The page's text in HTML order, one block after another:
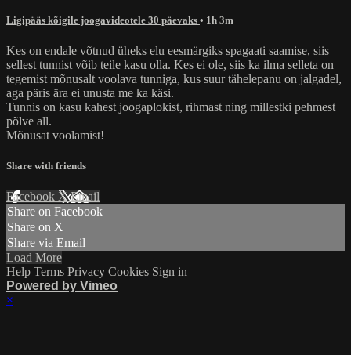
Ligipääs kõigile joogavideotele 30 päevaks • 1h 3m
Kes on endale võtnud üheks elu eesmärgiks spagaati saamise, siis
sellest tunnist võib teile kasu olla. Kes ei ole, siis ka ilma selleta on
tegemist mõnusalt voolava tunniga, kus suur tähelepanu on jalgadel,
aga päris ära ei unusta me ka käsi.
Tunnis on kasu kahest joogaplokist, rihmast ning millestki pehmest
põlve all.
Mõnusat voolamist!
Share with friends
Facebook XEmail
Share on Facebook
Share on X
Share via Email
Load More
Help Terms Privacy Cookies Sign in
Powered by Vimeo
×